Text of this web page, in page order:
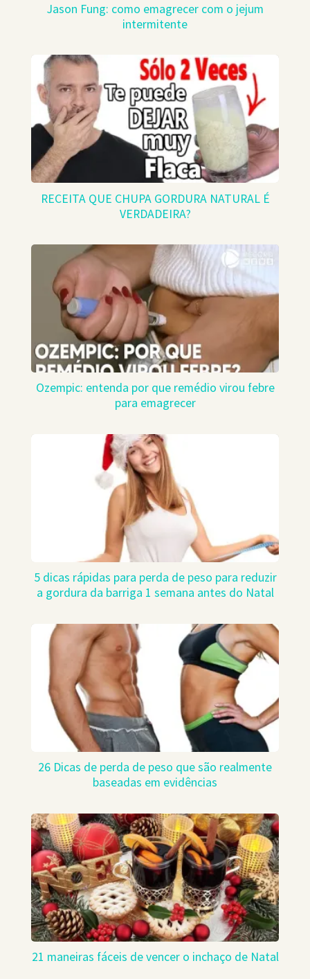
Jason Fung: como emagrecer com o jejum
intermitente
RECEITA QUE CHUPA GORDURA NATURAL É
VERDADEIRA?
Ozempic: entenda por que remédio virou febre
para emagrecer
5 dicas rápidas para perda de peso para reduzir
a gordura da barriga 1 semana antes do Natal
26 Dicas de perda de peso que são realmente
baseadas em evidências
21 maneiras fáceis de vencer o inchaço de Natal